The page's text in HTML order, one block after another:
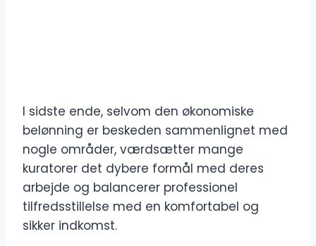
I sidste ende, selvom den økonomiske
belønning er beskeden sammenlignet med
nogle områder, værdsætter mange
kuratorer det dybere formål med deres
arbejde og balancerer professionel
tilfredsstillelse med en komfortabel og
sikker indkomst.